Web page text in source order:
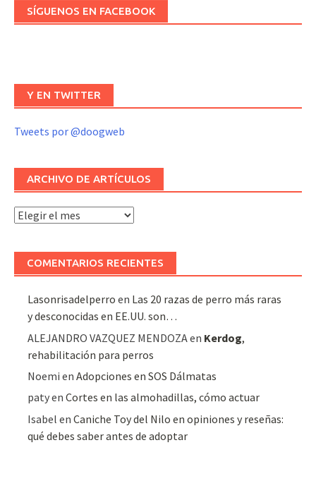
SÍGUENOS EN FACEBOOK
Y EN TWITTER
Tweets por @doogweb
ARCHIVO DE ARTÍCULOS
Archivo
artículos
COMENTARIOS RECIENTES
Lasonrisadelperro en Las 20 razas de perro más raras
y desconocidas en EE.UU. son…
ALEJANDRO VAZQUEZ MENDOZAen Kerdog,
rehabilitación para perros
Noemi enAdopciones en SOS Dálmatas
patyenCortes en las almohadillas, cómo actuar
Isabel enCaniche Toy del Nilo en opiniones y reseñas:
qué debes saber antes de adoptar